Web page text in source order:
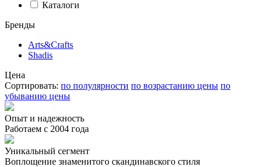
Каталоги
Бренды
Arts&Crafts
Shadis
Цена
Сортировать: по полулярности по возрастанию цены по
убыванию цены
Опыт и надежность
Работаем с 2004 года
Уникальный сегмент
Воплощение знаменитого скандинавского стиля